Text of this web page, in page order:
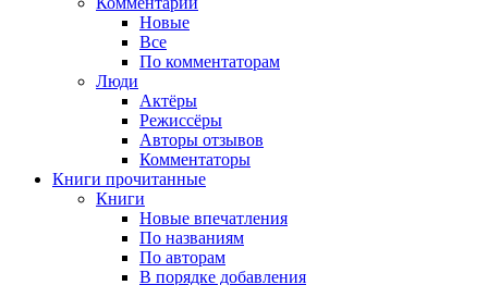
Новые
Все
По комментаторам
Люди
Актёры
Режиссёры
Авторы отзывов
Комментаторы
Книги прочитанные
Книги
Новые впечатления
По названиям
По авторам
В порядке добавления